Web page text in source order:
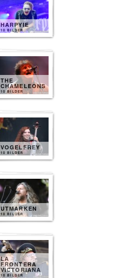
HARPYIE
10 BILDER
THE
CHAMELEONS
10 BILDER
VOGELFREY
10 BILDER
UTMARKEN
10 BILDER
LA
FRONTERA
VICTORIANA
10 BILDER